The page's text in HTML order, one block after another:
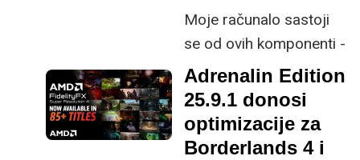
Moje računalo sastoji
se od ovih komponenti -
CPU: AMD Ryzen 5
1500X, RAM: 32 GB,
TPM 2.0, GPU: Radeon
RX 590, Disk: Kingmax
Adrenalin Edition
25.9.1 donosi
optimizacije za
Borderlands 4 i